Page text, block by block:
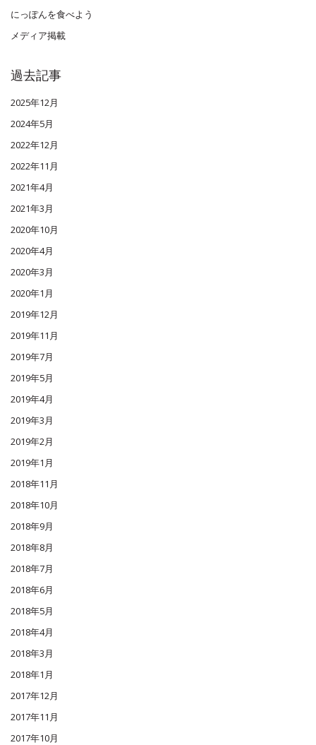
にっぽんを食べよう
メディア掲載
過去記事
2025年12月
2024年5月
2022年12月
2022年11月
2021年4月
2021年3月
2020年10月
2020年4月
2020年3月
2020年1月
2019年12月
2019年11月
2019年7月
2019年5月
2019年4月
2019年3月
2019年2月
2019年1月
2018年11月
2018年10月
2018年9月
2018年8月
2018年7月
2018年6月
2018年5月
2018年4月
2018年3月
2018年1月
2017年12月
2017年11月
2017年10月